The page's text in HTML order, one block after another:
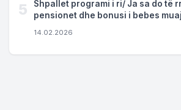
5
Shpallet programi i ri/ Ja sa do të
pensionet dhe bonusi i bebes
14.02.2026